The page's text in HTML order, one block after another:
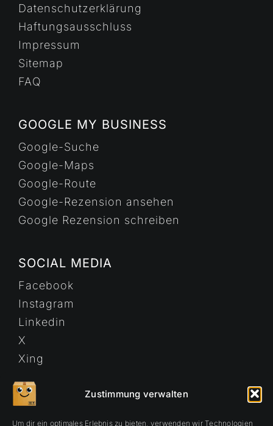
Zustimmung verwalten
Um dir ein optimales Erlebnis zu bieten, verwenden wir Technologien
Datenschutzerklärung
Haftungsausschluss
Impressum
Sitemap
FAQ
GOOGLE MY BUSINESS
Google-Suche
Google-Maps
Google-Route
Google-Rezension ansehen
Google Rezension schreiben
SOCIAL MEDIA
Facebook
Instagram
Linkedin
X
Xing